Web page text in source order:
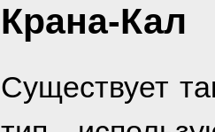
Крана-Кал
Существует